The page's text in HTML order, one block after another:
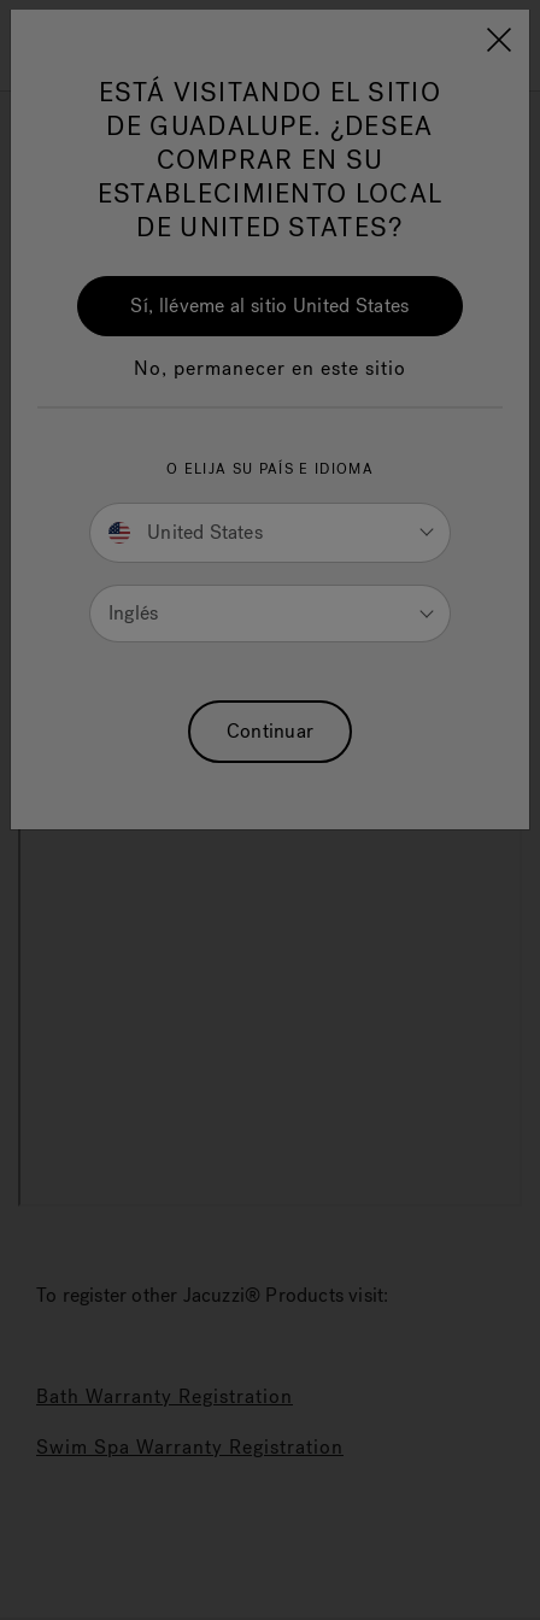
Jacuzzi&reg; Latin
Responsabilidad Social
HIDROMASAJE
Jacuzzi® Warranty
Registration
Registering your hot tub will expedite communications
with Jacuzzi® Hot Tubs and will enable us to send you
To register other Jacuzzi® Products visit:
Bath Warranty Registration
Swim Spa Warranty Registration
ESTÁ VISITANDO EL SITIO
DE GUADALUPE. ¿DESEA
COMPRAR EN SU
ESTABLECIMIENTO LOCAL
DE UNITED STATES?
Sí, lléveme al sitio United States
No, permanecer en este sitio
O ELIJA SU PAÍS E IDIOMA
United States
Inglés
Continuar